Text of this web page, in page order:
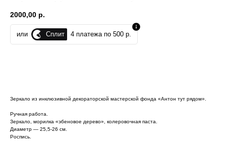
2000,00 р.
или Сплит 4 платежа по 500 р.
Зеркало из инклюзивной декораторской мастерской фонда «Антон тут рядом».
Ручная работа.
Зеркало, морилка «эбеновое дерево», колеровочная паста.
Диаметр — 25,5-26 см.
Роспись.